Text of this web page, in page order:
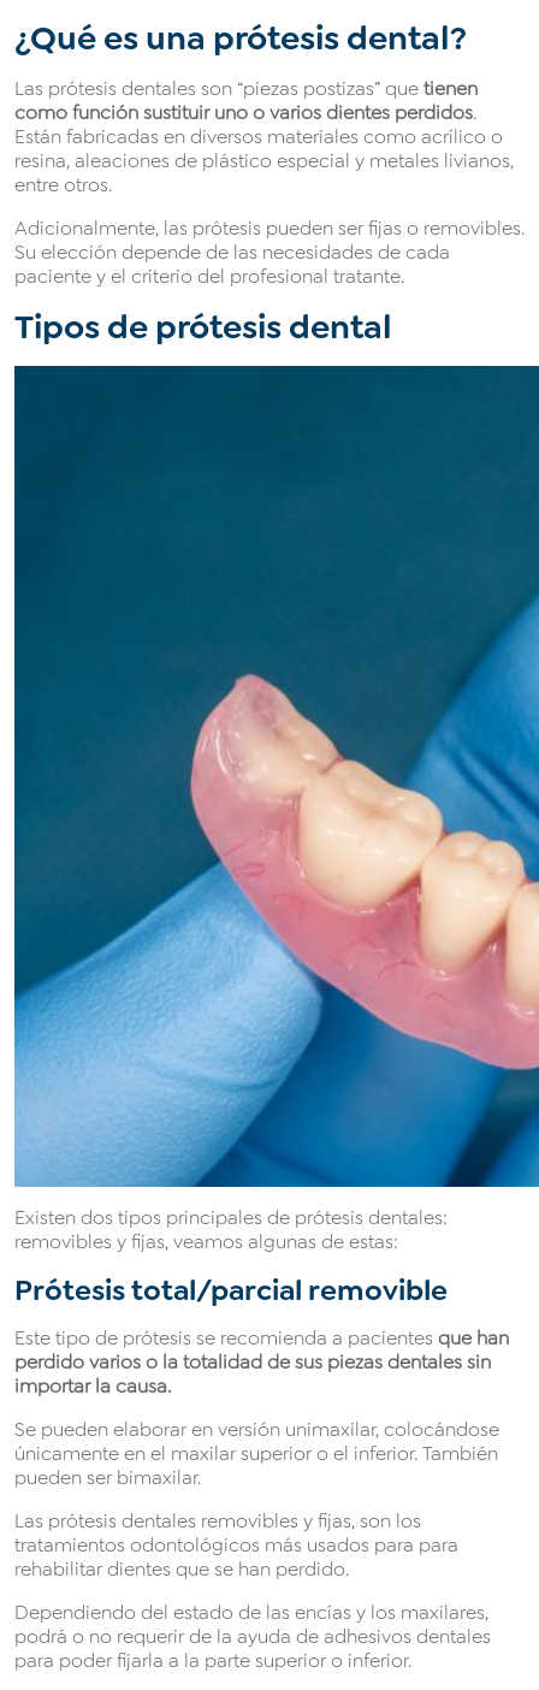
¿Qué es una prótesis dental?
Las prótesis dentales son “piezas postizas” quetienen
como funciónsustituir uno o varios dientes perdidos.
Están fabricadas en diversos materiales como acrílico o
resina, aleaciones de plástico especial y metales livianos,
entre otros.
Adicionalmente, las prótesis pueden ser fijas o removibles.
Su elección depende de las necesidades de cada
paciente y el criterio del profesional tratante.
Tipos de prótesis dental
Existen dos tipos principales de prótesis dentales:
removibles y fijas, veamos algunas de estas:
Prótesis total/parcial removible
Este tipo de prótesis se recomienda a pacientes que han
perdido varios o la totalidad de sus piezas dentales sin
importar la causa.
Se pueden elaborar en versión unimaxilar, colocándose
únicamente en el maxilar superior o el inferior. También
pueden ser bimaxilar.
Las prótesis dentales removibles y fijas, son los
tratamientos odontológicos más usados para para
rehabilitar dientes que se han perdido.
Dependiendo del estado de las encías y los maxilares,
podrá o no requerir de la ayuda de adhesivos dentales
para poder fijarla a la parte superior o inferior.